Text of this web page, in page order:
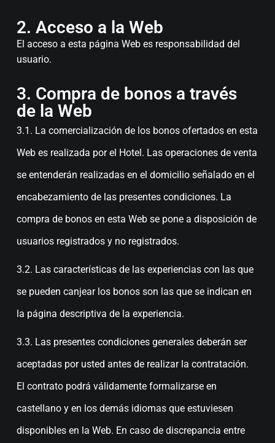
2. Acceso a la Web
El acceso a esta página Web es responsabilidad del
usuario.
3. Compra de bonos a través
de la Web
3.1. La comercialización de los bonos ofertados en esta
Web es realizada por el Hotel. Las operaciones de venta
se entenderán realizadas en el domicilio señalado en el
encabezamiento de las presentes condiciones. La
compra de bonos en esta Web se pone a disposición de
usuarios registrados y no registrados.
3.2. Las características de las experiencias con las que
se pueden canjear los bonos son las que se indican en
la página descriptiva de la experiencia.
3.3. Las presentes condiciones generales deberán ser
aceptadas por usted antes de realizar la contratación.
El contrato podrá válidamente formalizarse en
castellano y en los demás idiomas que estuviesen
disponibles en la Web. En caso de discrepancia entre